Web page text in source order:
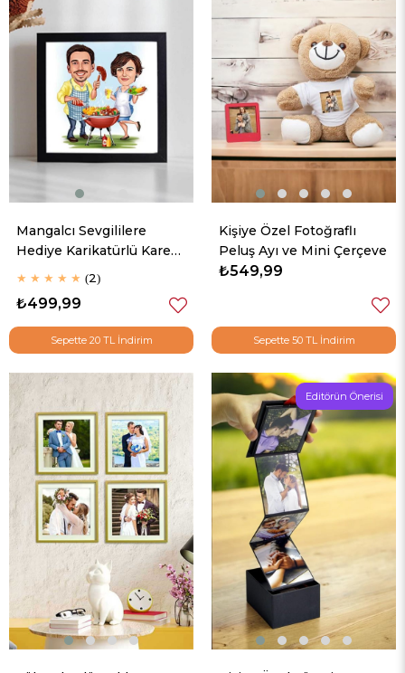
Mangalcı Sevgililere
Hediye Karikatürlü Kare
Çerçeve
★ ★ ★ ★ ★ 2
₺499,99
Sepette 20 TL İndirim
Kişiye Özel Fotoğraflı
Peluş Ayı ve Mini Çerçeve
₺549,99
Sepette 50 TL İndirim
Editörün Önerisi